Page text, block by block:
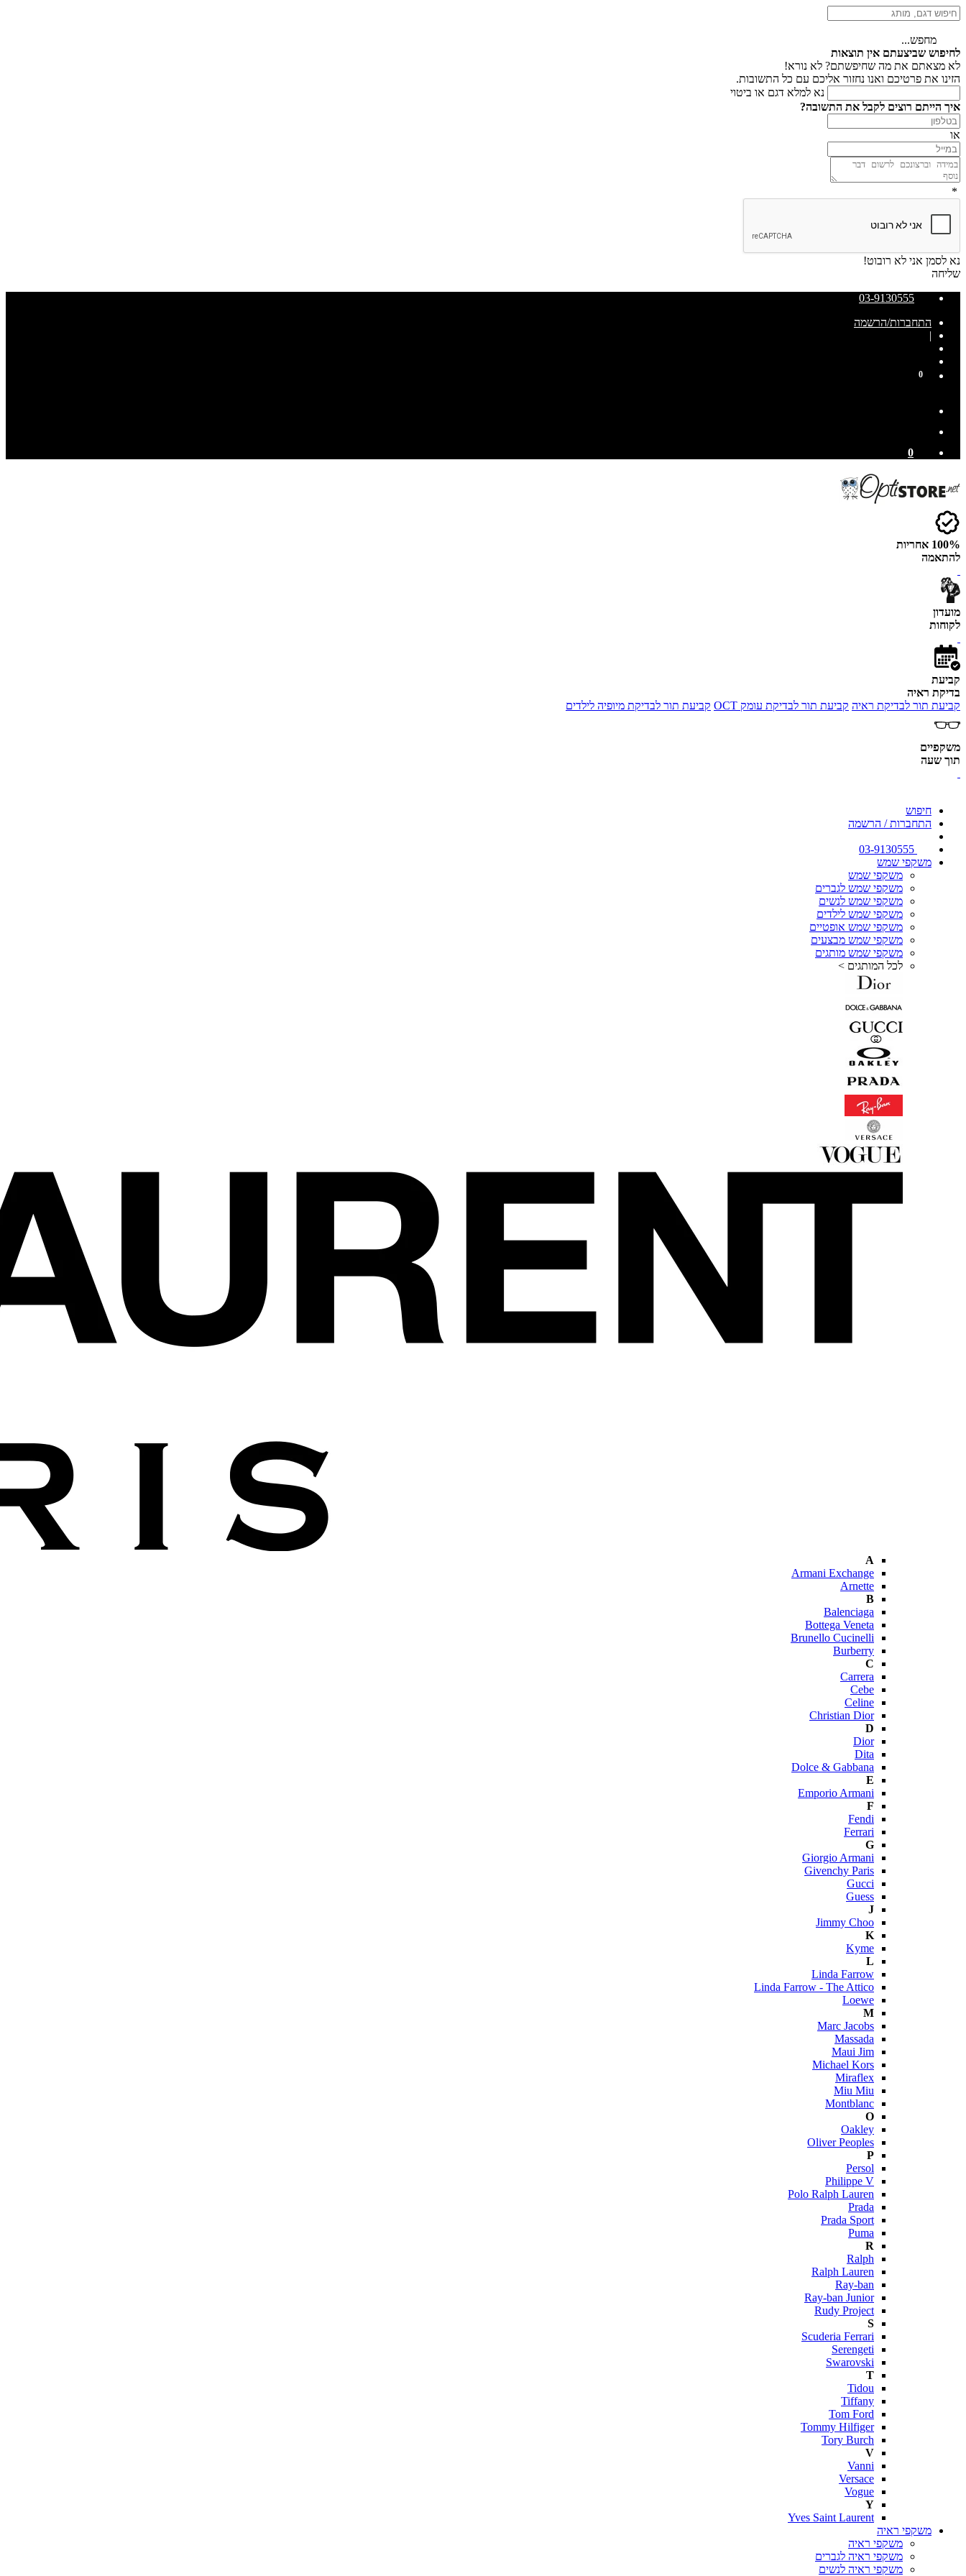
מחפש...
לחיפוש שביצעתם אין תוצאות
לא מצאתם את מה שחיפשתם? לא נורא!
הזינו את פרטיכם ואנו נחזור אליכם עם כל התשובות.
נא למלא דגם או ביטוי
איך הייתם רוצים לקבל את התשובה?
או
*
נא לסמן אני לא רובוט!
שליחה
03-9130555
התחברות/הרשמה
|
0
0
100% אחריות
להתאמה
מועדון
לקוחות
קביעת
בדיקת ראיה
קביעת תור לבדיקת ראיה קביעת תור לבדיקת עומק OCT קביעת תור לבדיקת מיופיה לילדים
משקפיים
תוך שעה
חיפוש
התחברות / הרשמה
משקפי שמש
משקפי שמש
משקפי שמש לגברים
משקפי שמש לנשים
משקפי שמש לילדים
משקפי שמש אופטיים
משקפי שמש מבצעים
משקפי שמש מותגים
לכל המותגים >
A
Armani Exchange
Arnette
B
Balenciaga
Bottega Veneta
Brunello Cucinelli
Burberry
C
Carrera
Cebe
Celine
Christian Dior
D
Dior
Dita
Dolce & Gabbana
E
Emporio Armani
F
Fendi
Ferrari
G
Giorgio Armani
Givenchy Paris
Gucci
Guess
J
Jimmy Choo
K
Kyme
L
Linda Farrow
Linda Farrow - The Attico
Loewe
M
Marc Jacobs
Massada
Maui Jim
Michael Kors
Miraflex
Miu Miu
Montblanc
O
Oakley
Oliver Peoples
P
Persol
Philippe V
Polo Ralph Lauren
Prada
Prada Sport
Puma
R
Ralph
Ralph Lauren
Ray-ban
Ray-ban Junior
Rudy Project
S
Scuderia Ferrari
Serengeti
Swarovski
T
Tidou
Tiffany
Tom Ford
Tommy Hilfiger
Tory Burch
V
Vanni
Versace
Vogue
Y
Yves Saint Laurent
משקפי ראיה
משקפי ראיה
משקפי ראיה לגברים
משקפי ראיה לנשים